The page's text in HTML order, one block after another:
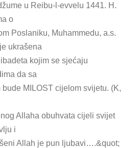
u Reibu-l-evvelu 1441. H.
o
Poslaniku, Muhammedu, a.s.
ukrašena
kojim se sjećaju
da sa
MILOST cijelom svijetu. (K,
Allaha obuhvata cijeli svijet
i
Allah je pun ljubavi….&quot;